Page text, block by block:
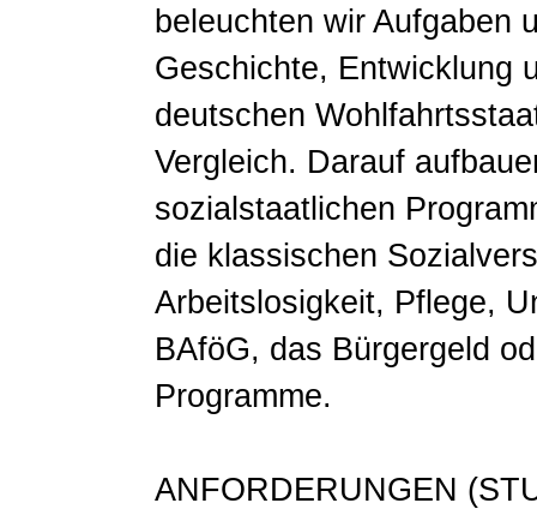
beleuchten wir Aufgaben
Geschichte, Entwicklung
deutschen
Vergleich. Darauf
sozialstaatlichen
die klassischen
Arbeitslosigkeit, Pflege,
BAföG, das Bürgergeld
Programme.
ANFORDERUNGEN